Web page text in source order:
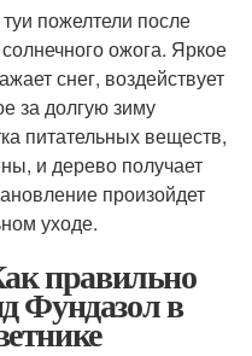
пожелтели после
ожога. Яркое
снег, воздействует
за долгую зиму
питательных веществ,
и дерево получает
произойдет
уходе.
правильно
Фундазол в